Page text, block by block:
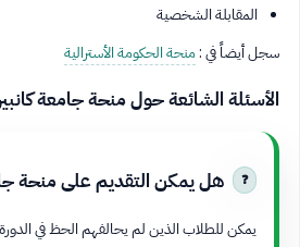
المقابلة الشخصية
سجل أيضاً في :منحة الحكومة الأسترالية
الأسئلة الشائعة حول منحة جامعة
هل يمكن التقديم على منحة
يمكن للطلاب الذين لم يحالفهم الحظ في